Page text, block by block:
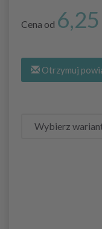
Cena od 6,25
Otrzymuj